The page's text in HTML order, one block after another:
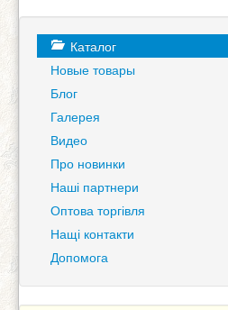
Каталог
Новые товары
Блог
Галерея
Видео
Про новинки
Наші партнери
Оптова торгівля
Нащі контакти
Допомога